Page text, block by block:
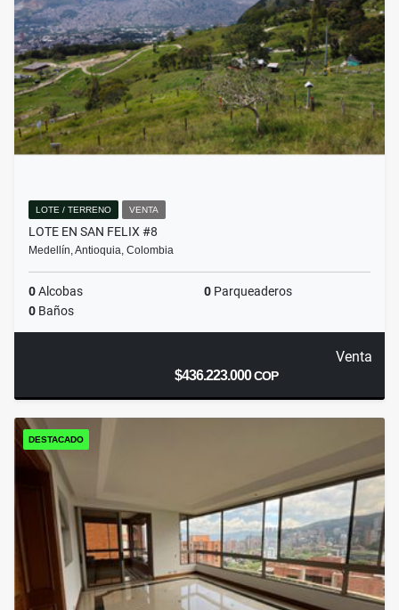
LOTE / TERRENO VENTA
LOTE EN SAN FELIX #8
Medellín, Antioquia, Colombia
0Alcobas 0 Parqueaderos
0 Baños
Venta
$436.223.000COP
DESTACADO